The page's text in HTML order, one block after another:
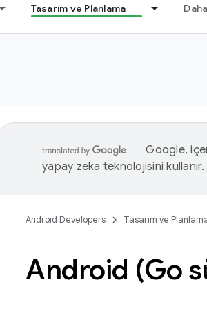
Tasarım ve Planlama
Google,
yapay zeka teknolojisini
Android Developers Tasarım ve
Android (Go